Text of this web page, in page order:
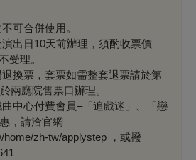
可合併使用。
出日10天前辦理，須酌收票價
受理。
換票，套票如需整套退票請於第
兩廳院售票口辦理。
中心付費會員–「追戲迷」、「戀
，請洽官網
home/zh-tw/applystep ，或撥